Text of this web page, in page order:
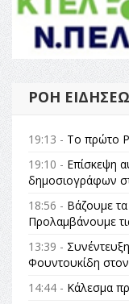
ΡΟΉ
19:13 - Το πρώτο
19:10 - Επίσκεψη
δημοσιογράφων
18:56 - Βάζουμε
Προλαμβάνουμε
13:39 -
Φουντουκίδη
14:44 - Κάλεσμα